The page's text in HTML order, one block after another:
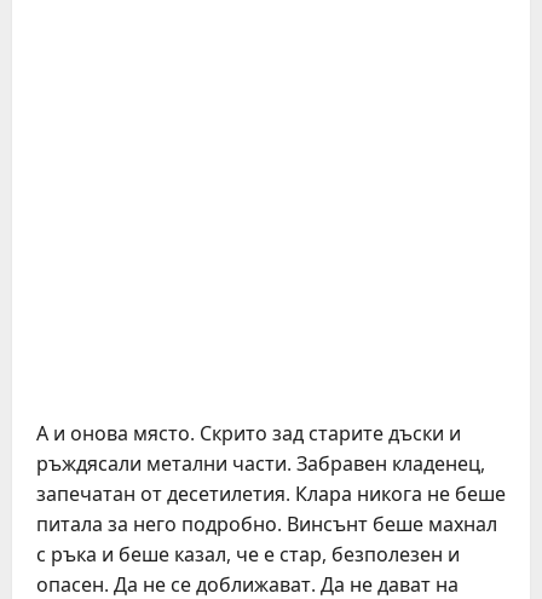
А и онова място. Скрито зад старите дъски и
ръждясали метални части. Забравен кладенец,
запечатан от десетилетия. Клара никога не беше
питала за него подробно. Винсънт беше махнал
с ръка и беше казал, че е стар, безполезен и
опасен. Да не се доближават. Да не дават на